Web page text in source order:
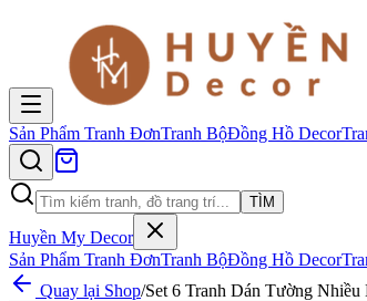
Sản Phẩm Tranh ĐơnTranh BộĐồng Hồ Decor
TÌM
Huyền My Decor
Sản Phẩm Tranh ĐơnTranh BộĐồng Hồ Decor
Quay lại Shop/Set 6 Tranh Dán Tường